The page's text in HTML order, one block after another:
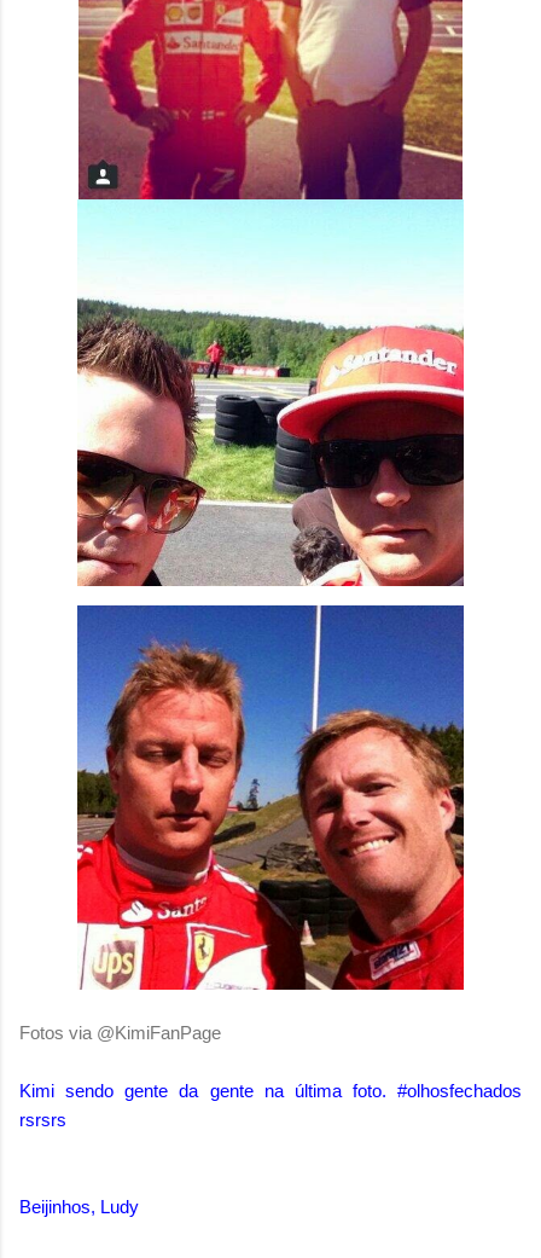
Fotos via @KimiFanPage
Kimi sendo gente da gente na última foto. #olhosfechados
rsrsrs
Beijinhos, Ludy